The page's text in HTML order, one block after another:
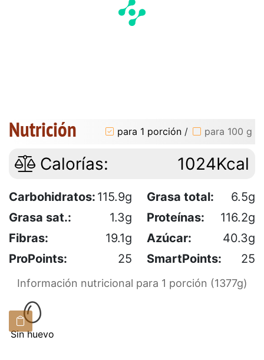
Nutrición para 1 porción / para 100 g
Calorías: 1024Kcal
Carbohidratos: 115.9g Grasa total:
6.5g
Grasa sat.:
1.3g Proteínas:
116.2g
Fibras:
19.1g Azúcar:
40.3g
ProPoints:
25 SmartPoints: 25
Información nutricional para 1 porción (1377g)
Sin huevo